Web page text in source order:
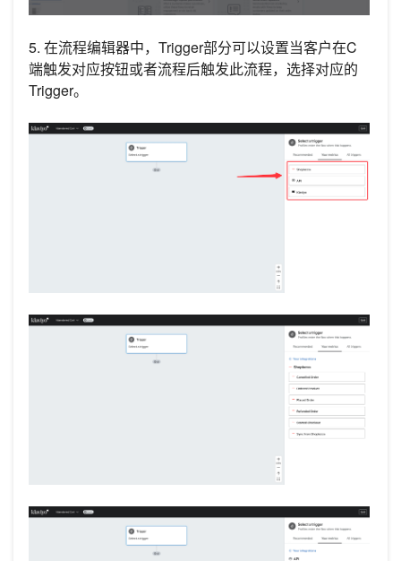
5. 在流程编辑器中，Trigger部分可以设置当客户在C
端触发对应按钮或者流程后触发此流程，选择对应的
Trigger。